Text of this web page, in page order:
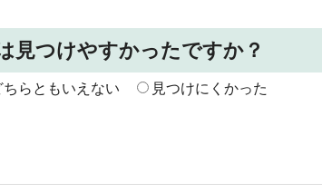
見つけやすかったですか？
ちらともいえない 見つけにくかった